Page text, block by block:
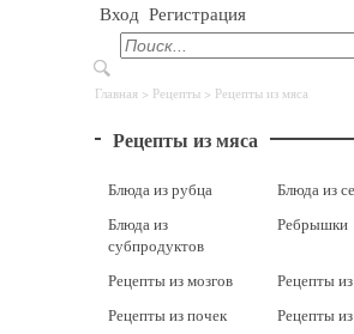
Вход Регистрация
Главная > Рецепты > Рецепты из мяса
Рецепты из мяса
Блюда из рубца
Блюда из
Блюда из
субпродуктов
Ребрышки
Рецепты из мозгов
Рецепты
Рецепты из почек
Рецепты